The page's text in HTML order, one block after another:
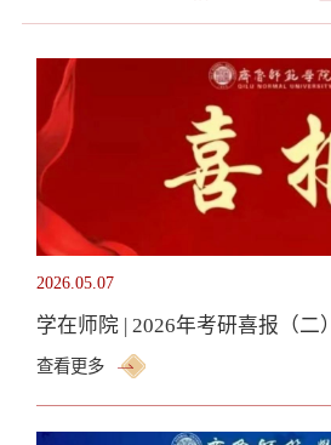
2026.05.07
学在师院 | 2026年考研喜报（二）
查看更多